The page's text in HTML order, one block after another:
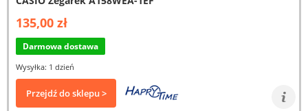
135,00 zł
Darmowa dostawa
Wysyłka: 1 dzień
Przejdź do sklepu >